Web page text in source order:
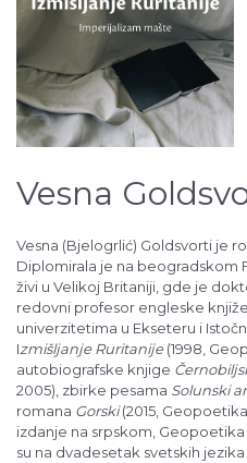
Vesna
Vesna (Bjelogrlić) Goldsvorti je
Diplomirala je na beogradskom
živi u Velikoj Britaniji, gde je
redovni profesor engleske
univerzitetima u Ekseteru i
Izmišljanje Ruritanije(1998,
autobiografske knjige
2005), zbirke pesama Solunski
romana Gorski(2015,
izdanje na srpskom,
su na dvadesetak svetskih